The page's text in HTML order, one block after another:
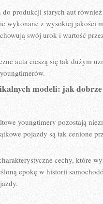
do produkcji​ starych aut
wykonane​ z wysokiej jakości
swój urok​ i wartość
auta cieszą się tak dużym
‌modeli: jak⁤
youngtimery ‍pozostają
pojazdy są tak cenione
cechy, które
epokę w historii